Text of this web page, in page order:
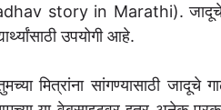
story in Marathi). जादूचे
उपयोगी आहे.
मित्रांना सांगण्यासाठी